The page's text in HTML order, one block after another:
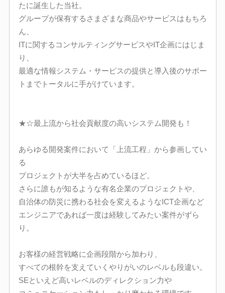
たに誕生した当社。
グループが保有するさまざまな商品やサービスはもちろ
ん、
ITに関するコンサルティングサービスやIT企画にはじま
り、
最適な情報システム・サービスの提供と導入後のサポー
トまでトータルに手がけています。
★☆最上流から社会貢献度の高いシステム開発も！
あらゆる開発案件において「上流工程」から参画してい
る
プロジェクトが大半を占めているほど。
さらに誰もが知るような有名企業のプロジェクトや、
自治体の防災に携わる社会を変えるようなICT企画など
エンジニアであれば一度は経験してみたい案件がずら
り。
お客様の経営戦略に企画段階から加わり、
すべての根幹を支えていくやりがいのレベルも段違い。
SEといえど高いレベルのディレクション力や